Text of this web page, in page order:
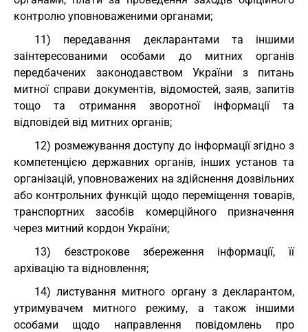
контролю уповноваженими органами;
11) передавання декларантами та іншими
заінтересованими особами до митних органів
передбачених законодавством України з питань
митної справи документів, відомостей, заяв, запитів
тощо та отримання зворотної інформації та
відповідей від митних органів;
12) розмежування доступу до інформації згідно з
компетенцією державних органів, інших установ та
організацій, уповноважених на здійснення дозвільних
або контрольних функцій щодо переміщення товарів,
транспортних засобів комерційного призначення
через митний кордон України;
13) безстрокове збереження інформації, її
архівацію та відновлення;
14) листування митного органу з декларантом,
утримувачем митного режиму, а також іншими
особами щодо направлення повідомлень про